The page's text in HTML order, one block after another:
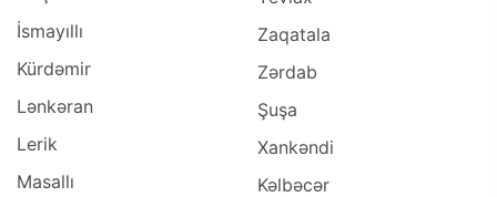
İsmayıllı
Kürdəmir
Lənkəran
Lerik
Masallı
Zaqatala
Zərdab
Şuşa
Xankəndi
Kəlbəcər